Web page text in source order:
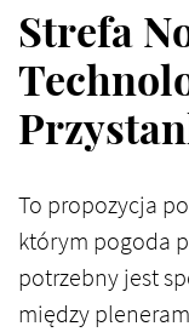
Strefa
To propozycja
którym pogoda
potrzebny jest
między